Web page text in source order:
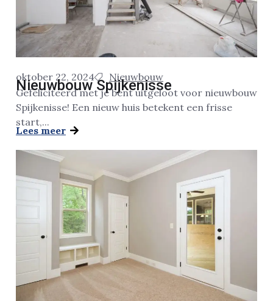
oktober 22, 2024 Nieuwbouw
Nieuwbouw Spijkenisse
Gefeliciteerd met je bent uitgeloot voor nieuwbouw
Spijkenisse! Een nieuw huis betekent een frisse
start,...
Lees meer